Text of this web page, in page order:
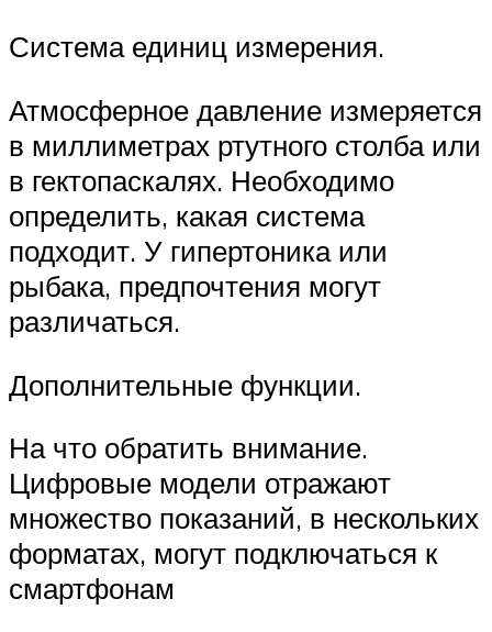
Система единиц измерения.
Атмосферное давление измеряется
в миллиметрах ртутного столба или
в гектопаскалях. Необходимо
определить, какая система
подходит. У гипертоника или
рыбака, предпочтения могут
различаться.
Дополнительные функции.
На что обратить внимание.
Цифровые модели отражают
множество показаний, в нескольких
форматах, могут подключаться к
смартфонам